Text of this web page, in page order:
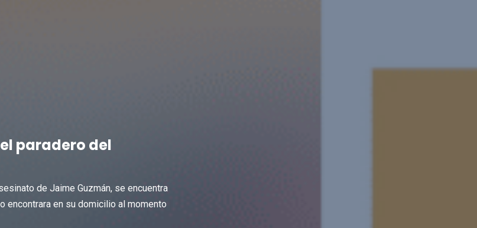
paradero del
de Jaime Guzmán, se encuentra
encontrara en su domicilio al momento